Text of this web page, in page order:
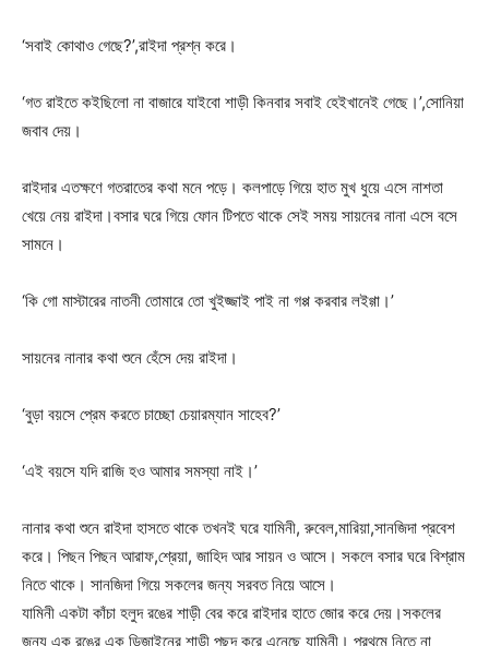
‘সবাই কোথাও গেছে?’,রাইদা প্রশ্ন করে।
‘গত রাইতে কইছিলো না বাজারে যাইবো শাড়ী কিনবার সবাই হেইখানেই গেছে।’,সোনিয়া
জবাব দেয়।
রাইদার এতক্ষণে গতরাতের কথা মনে পড়ে। কলপাড়ে গিয়ে হাত মুখ ধুয়ে এসে নাশতা
খেয়ে নেয় রাইদা।বসার ঘরে গিয়ে ফোন টিপতে থাকে সেই সময় সায়নের নানা এসে বসে
সামনে।
‘কি গো মাস্টারের নাতনী তোমারে তো খুইজ্জাই পাই না গপ্প করবার লইগ্গা।’
সায়নের নানার কথা শুনে হেঁসে দেয় রাইদা।
‘বুড়া বয়সে প্রেম করতে চাচ্ছো চেয়ারম্যান সাহেব?’
‘এই বয়সে যদি রাজি হও আমার সমস্যা নাই।’
নানার কথা শুনে রাইদা হাসতে থাকে তখনই ঘরে যামিনী, রুবেল,মারিয়া,সানজিদা প্রবেশ
করে। পিছন পিছন আরাফ,শ্রেয়া, জাহিদ আর সায়ন ও আসে। সকলে বসার ঘরে বিশ্রাম
নিতে থাকে। সানজিদা গিয়ে সকলের জন্য সরবত নিয়ে আসে।
যামিনী একটা কাঁচা হলুদ রঙের শাড়ী বের করে রাইদার হাতে জোর করে দেয়।সকলের
জন্য এক রঙের এক ডিজাইনের শাড়ী পছন্দ করে এনেছে যামিনী। প্রথমে নিতে না